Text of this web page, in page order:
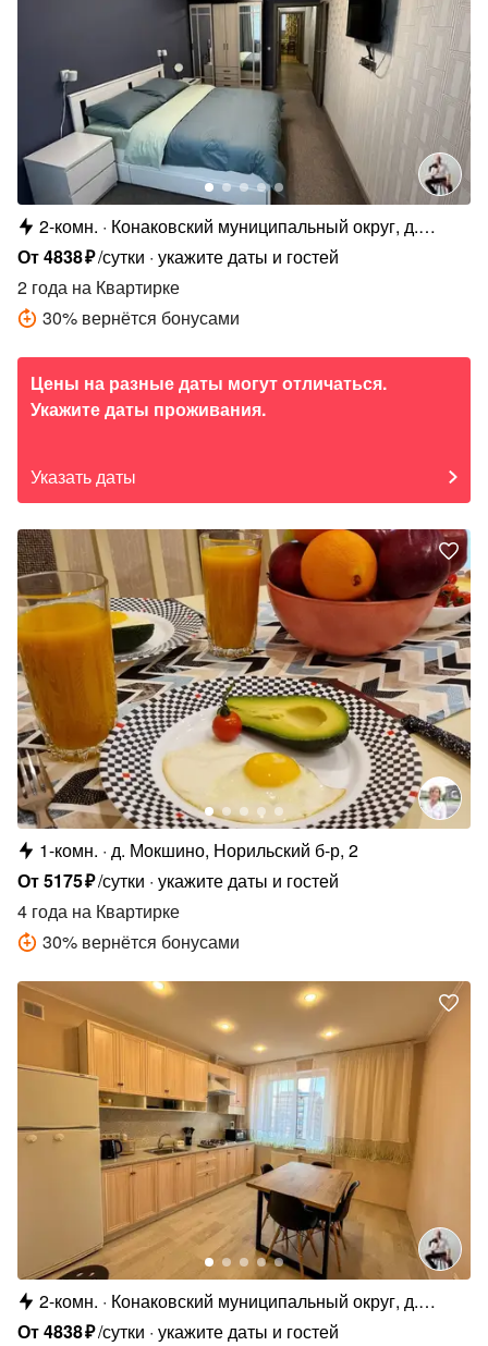
2-комн.
Конаковский муниципальный округ, д.
Мокшино, Полевая ул., 7
От4838₽/сутки укажите даты и гостей
2 года на Квартирке
30% вернётся бонусами
Цены на разные даты могут отличаться.
Укажите даты проживания.
Указать даты
1-комн. д. Мокшино, Норильский б-р, 2
От5175₽/сутки укажите даты и гостей
4 года на Квартирке
30% вернётся бонусами
2-комн.
Конаковский муниципальный округ, д.
Мокшино, Норильский б-р, 10
От4838₽/сутки укажите даты и гостей